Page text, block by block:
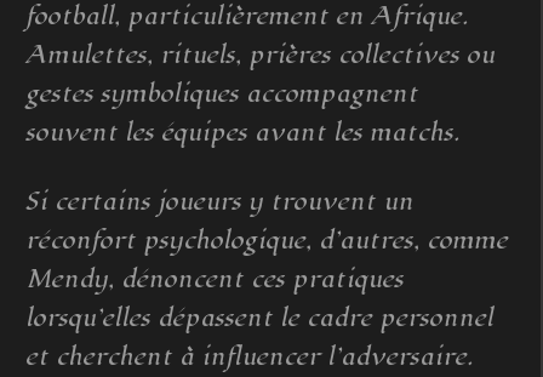
football, particulièrement en Afrique.
Amulettes, rituels, prières collectives ou
gestes symboliques accompagnent
souvent les équipes avant les matchs.
Si certains joueurs y trouvent un
réconfort psychologique, d’autres, comme
Mendy, dénoncent ces pratiques
lorsqu’elles dépassent le cadre personnel
et cherchent à influencer l’adversaire.